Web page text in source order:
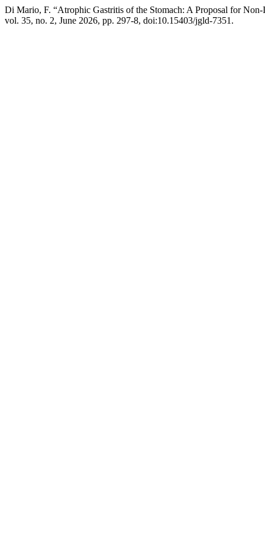
Di Mario, F. “Atrophic Gastritis of the Stomach: A Proposal for
vol. 35, no. 2, June 2026, pp. 297-8, doi:10.15403/jgld-7351.